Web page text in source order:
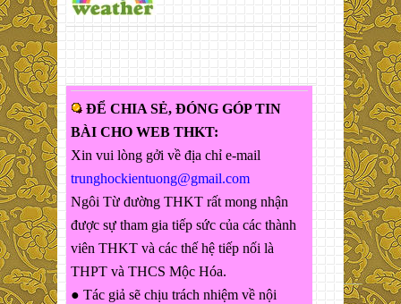
ĐỂ CHIA SẺ, ĐÓNG GÓP TIN
BÀI CHO WEB THKT:
Xin vui lòng gởi về địa chỉ e-mail
trunghockientuong@gmail.com
Ngôi Từ đường THKT rất mong nhận
được sự tham gia tiếp sức của các thành
viên THKT và các thế hệ tiếp nối là
THPT và THCS Mộc Hóa.
● Tác giả sẽ chịu trách nhiệm về nội